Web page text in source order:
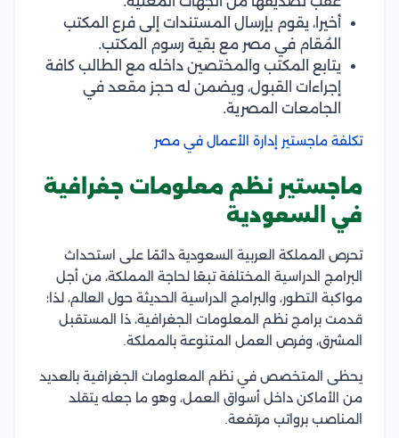
أخيرا، يقوم بإرسال المستندات إلى فرع المكتب
المُقام في مصر مع بقية رسوم المكتب.
يتابع المكتب والمختصين داخله مع الطالب كافة
إجراءات القبول، ويضمن له حجز مقعد في
الجامعات المصرية.
تكلفة ماجستير إدارة الأعمال في مصر
ماجستير نظم معلومات جغرافية
في السعودية
تحرص المملكة العربية السعودية دائمًا على استحداث
البرامج الدراسية المختلفة تبعًا لحاجة المملكة، من أجل
مواكبة التطور، والبرامج الدراسية الحديثة حول العالم، لذا؛
قدمت برامج نظم المعلومات الجغرافية، ذا المستقبل
المشرق، وفرص العمل المتنوعة بالمملكة.
يحظى المتخصص في نظم المعلومات الجغرافية بالعديد
من الأماكن داخل أسواق العمل، وهو ما جعله يتقلد
المناصب برواتب مرتفعة.